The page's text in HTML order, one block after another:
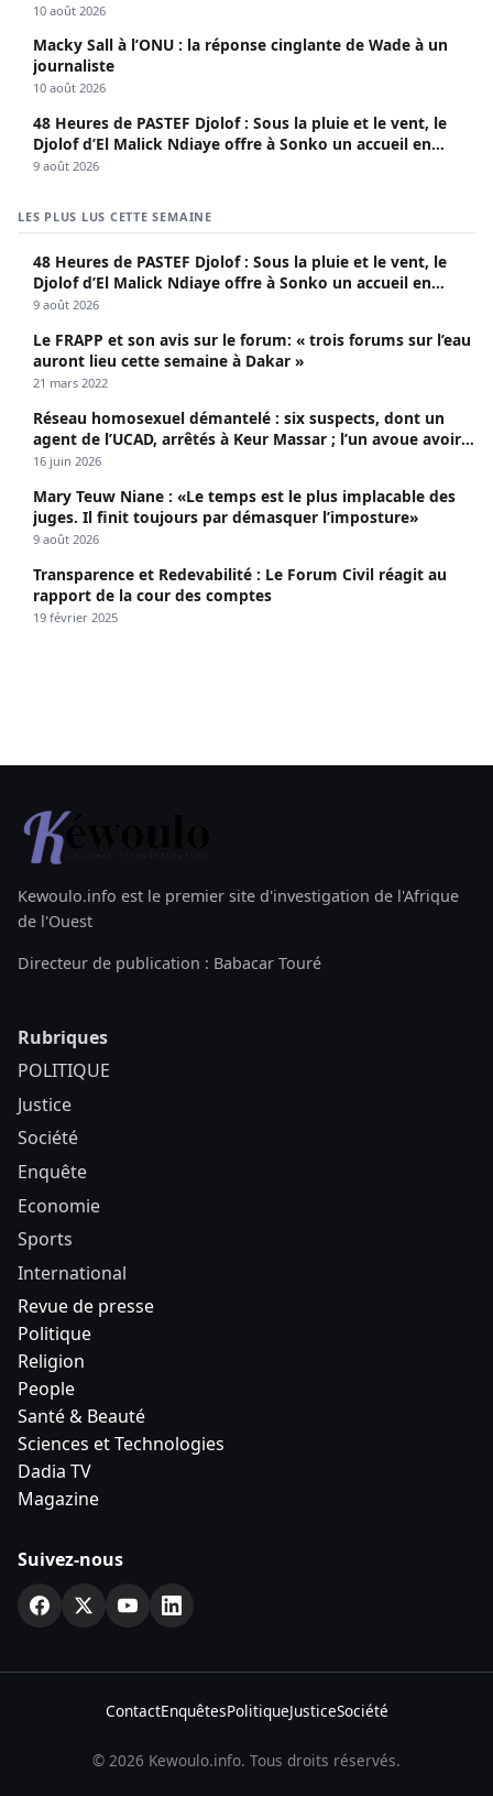
10 août 2026
Macky Sall à l’ONU : la réponse cinglante de Wade à un
journaliste
10 août 2026
48 Heures de PASTEF Djolof : Sous la pluie et le vent, le
Djolof d’El Malick Ndiaye offre à Sonko un accueil en
apothéose
9 août 2026
LES PLUS LUS CETTE SEMAINE
48 Heures de PASTEF Djolof : Sous la pluie et le vent, le
Djolof d’El Malick Ndiaye offre à Sonko un accueil en
apothéose
9 août 2026
Le FRAPP et son avis sur le forum: « trois forums sur l’eau
auront lieu cette semaine à Dakar »
21 mars 2022
Réseau homosexuel démantelé : six suspects, dont un
agent de l’UCAD, arrêtés à Keur Massar ; l’un avoue avoir
propagé le VIH depuis 2018
16 juin 2026
Mary Teuw Niane : «Le temps est le plus implacable des
juges. Il finit toujours par démasquer l’imposture»
9 août 2026
Transparence et Redevabilité : Le Forum Civil réagit au
rapport de la cour des comptes
19 février 2025
Kewoulo.info est le premier site d'investigation de l'Afrique
de l'Ouest
Directeur de publication : Babacar Touré
Rubriques
POLITIQUE
Justice
Société
Enquête
Economie
Sports
International
Revue de presse
Politique
Religion
People
Santé & Beauté
Sciences et Technologies
Dadia TV
Magazine
Suivez-nous
ContactEnquêtesPolitiqueJusticeSociété
© 2026 Kewoulo.info. Tous droits réservés.